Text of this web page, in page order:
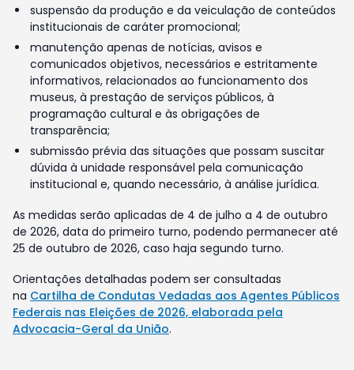
suspensão da produção e da veiculação de conteúdos
institucionais de caráter promocional;
manutenção apenas de notícias, avisos e
comunicados objetivos, necessários e estritamente
informativos, relacionados ao funcionamento dos
museus, à prestação de serviços públicos, à
programação cultural e às obrigações de
transparência;
submissão prévia das situações que possam suscitar
dúvida à unidade responsável pela comunicação
institucional e, quando necessário, à análise jurídica.
As medidas serão aplicadas de 4 de julho a 4 de outubro
de 2026, data do primeiro turno, podendo permanecer até
25 de outubro de 2026, caso haja segundo turno.
Orientações detalhadas podem ser consultadas
na Cartilha de Condutas Vedadas aos Agentes Públicos
Federais nas Eleições de 2026, elaborada pela
Advocacia-Geral da União.